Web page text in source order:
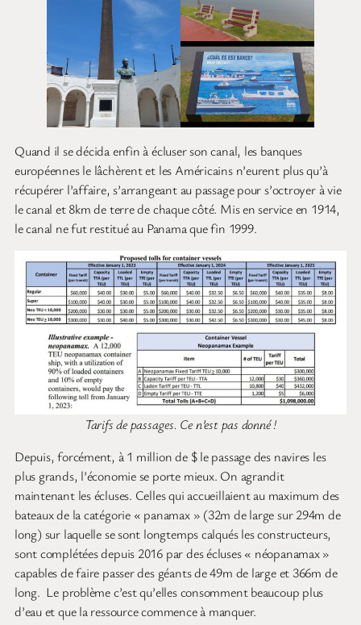
Quand il se décida enfin à écluser son canal, les banques
européennes le lâchèrent et les Américains n’eurent plus qu’à
récupérer l’affaire, s’arrangeant au passage pour s’octroyer à vie
le canal et 8km de terre de chaque côté. Mis en service en 1914,
le canal ne fut restitué au Panama que fin 1999.
Tarifs de passages. Ce n’est pas donné !
Depuis, forcément, à 1 million de $ le passage des navires les
plus grands, l’économie se porte mieux. On agrandit
maintenant les écluses. Celles qui accueillaient au maximum des
bateaux de la catégorie « panamax » (32m de large sur 294m de
long) sur laquelle se sont longtemps calqués les constructeurs,
sont complétées depuis 2016 par des écluses « néopanamax »
capables de faire passer des géants de 49m de large et 366m de
long. Le problème c’est qu’elles consomment beaucoup plus
d’eau et que la ressource commence à manquer.